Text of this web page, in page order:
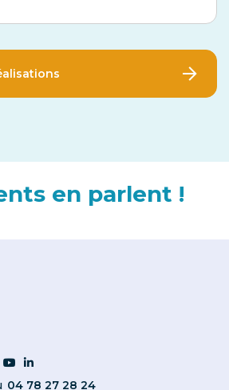
en parlent !
04 78 27 28 24